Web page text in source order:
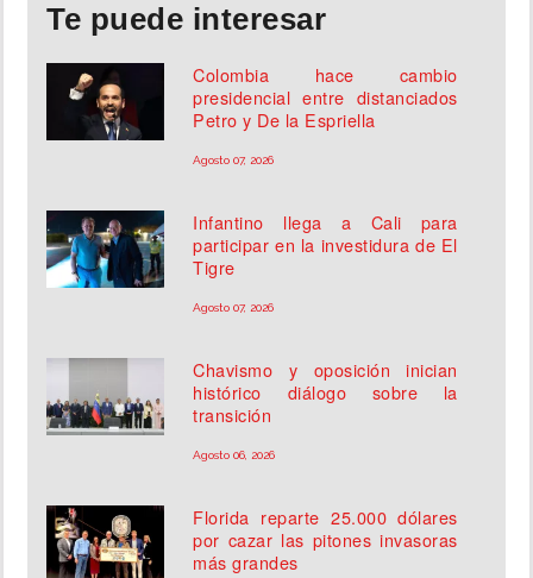
Te puede interesar
Colombia hace cambio
presidencial entre distanciados
Petro y De la Espriella
Agosto 07, 2026
Infantino llega a Cali para
participar en la investidura de El
Tigre
Agosto 07, 2026
Chavismo y oposición inician
histórico diálogo sobre la
transición
Agosto 06, 2026
Florida reparte 25.000 dólares
por cazar las pitones invasoras
más grandes